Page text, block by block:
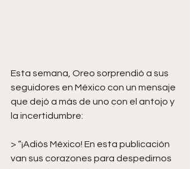
Esta semana, Oreo sorprendió a sus
seguidores en México con un mensaje
que dejó a más de uno con el antojo y
la incertidumbre:
> “¡Adiós México! En esta publicación
van sus corazones para despedirnos